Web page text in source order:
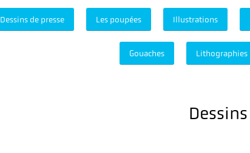
Dessins de presse Les poupées Illustrations
Gouaches Lithographies